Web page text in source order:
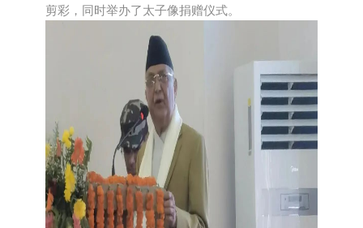
剪彩，同时举办了太子像捐赠仪式。